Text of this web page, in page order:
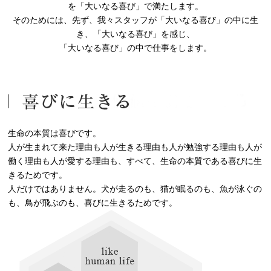
を「大いなる喜び」で満たします。
そのためには、先ず、我々スタッフが「大いなる喜び」の中に生
き、「大いなる喜び」を感じ、
「大いなる喜び」の中で仕事をします。
生命の本質は喜びです。
人が生まれて来た理由も人が生きる理由も人が勉強する理由も人が
働く理由も人が愛する理由も、すべて、生命の本質である喜びに生
きるためです。
人だけではありません。犬が走るのも、猫が眠るのも、魚が泳ぐの
も、鳥が飛ぶのも、喜びに生きるためです。